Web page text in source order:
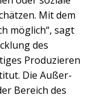
Mit dem
möglich“, sagt
des
Produzieren
Die Außer-
Bereich des